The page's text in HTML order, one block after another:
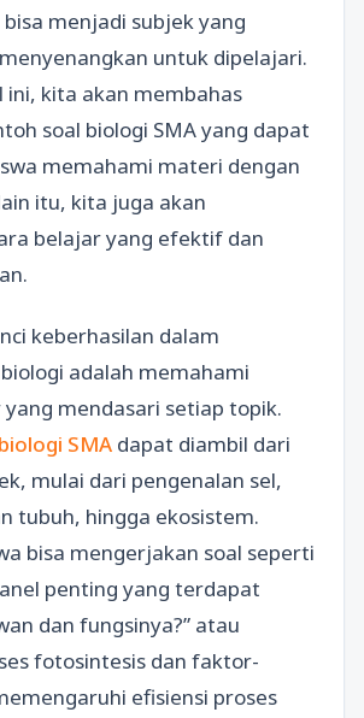
menjadi subjek yang
untuk dipelajari.
ini, kita akan membahas
soal biologi SMA yang dapat
memahami materi dengan
itu, kita juga akan
belajar yang efektif dan
keberhasilan dalam
adalah memahami
yang mendasari setiap topik.
SMA dapat diambil dari
mulai dari pengenalan sel,
tubuh, hingga ekosistem.
bisa mengerjakan soal seperti
penting yang terdapat
dan fungsinya?” atau
fotosintesis dan faktor-
efisiensi proses